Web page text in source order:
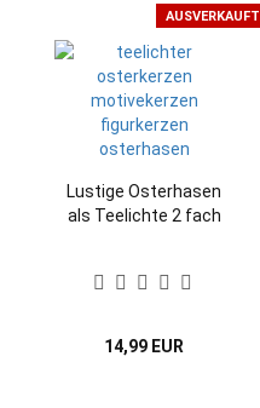
AUSVERKAUFT
Lustige Osterhasen
als Teelichte 2 fach
14,99 EUR